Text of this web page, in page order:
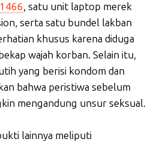
, satu unit laptop merek
serta satu bundel lakban
khusus karena diduga
wajah korban. Selain itu,
yang berisi kondom dan
bahwa peristiwa sebelum
mengandung unsur seksual.
lainnya meliputi